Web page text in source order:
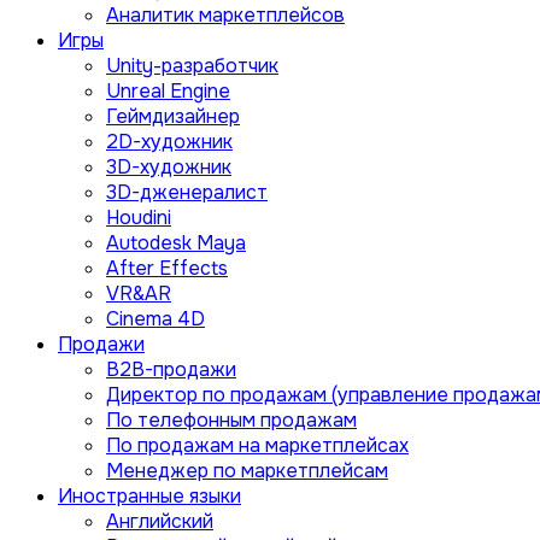
Аналитик маркетплейсов
Игры
Unity-разработчик
Unreal Engine
Геймдизайнер
2D-художник
3D-художник
3D-дженералист
Houdini
Autodesk Maya
After Effects
VR&AR
Cinema 4D
Продажи
B2B-продажи
Директор по продажам (управление
По телефонным продажам
По продажам на маркетплейсах
Менеджер по маркетплейсам
Иностранные языки
Английский